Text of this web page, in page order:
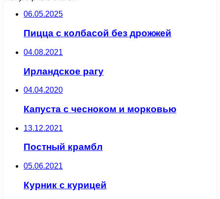
06.05.2025
Пицца с колбасой без дрожжей
04.08.2021
Ирландское рагу
04.04.2020
Капуста с чесноком и морковью
13.12.2021
Постный крамбл
05.06.2021
Курник с курицей